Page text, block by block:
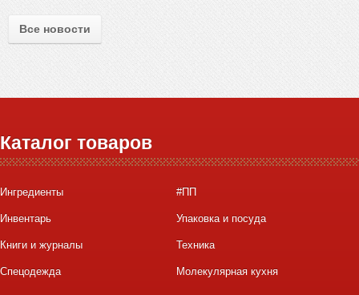
Все новости
Каталог товаров
Ингредиенты #ПП
Инвентарь Упаковка и посуда
Книги и журналы Техника
Спецодежда Молекулярная кухня